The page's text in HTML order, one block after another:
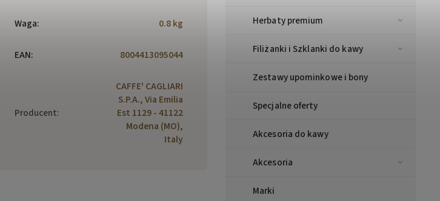
Herbaty premium
Filiżanki i Szklanki do kawy
Zestawy upominkowe i bony
Specjalne oferty
Akcesoria do kawy
Akcesoria
Marki
Waga: 0.8 kg
EAN: 8004413095044
Producent:
CAFFE' CAGLIARI
S.P.A., Via Emilia
Est 1129 - 41122
Modena (MO),
Italy